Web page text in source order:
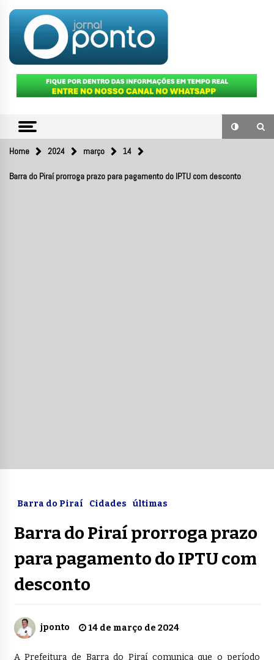
content
JORNAL
PONTO
Home 2024 março 14
Barra do Piraí prorroga prazo para pagamento do IPTU com desconto
Barra do Piraí Cidades últimas
Barra do Piraí prorroga prazo
para pagamento do IPTU com
desconto
jponto 14 de março de 2024
A Prefeitura de Barra do Piraí comunica que o período